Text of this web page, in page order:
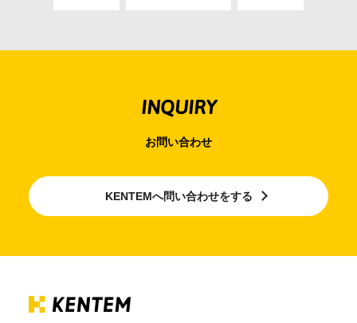
INQUIRY
お問い合わせ
KENTEMへ問い合わせをする